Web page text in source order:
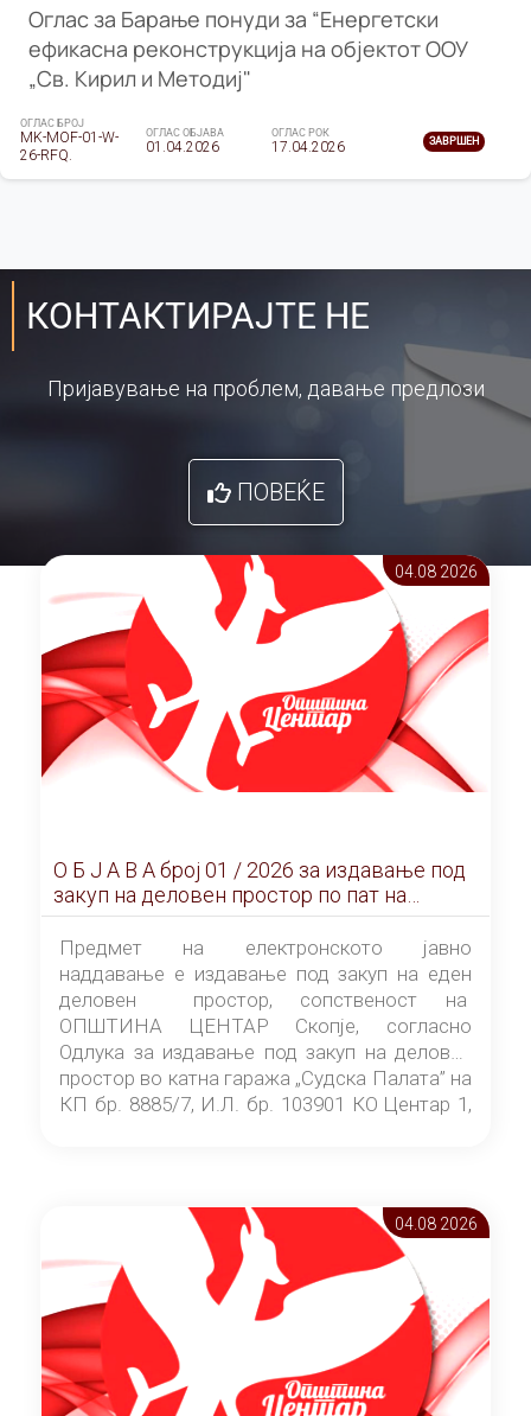
Оглас за Барање понуди за “Енергетски
ефикасна реконструкција на објектот ООУ
„Св. Кирил и Методиј"
ОГЛАС БРОЈ
MK-MOF-01-W-
26-RFQ.
ОГЛАС ОБЈАВА
01.04.2026
ОГЛАС РОК
17.04.2026 ЗАВРШЕН
КОНТАКТИРАЈТЕ НЕ
Пријавување на проблем, давање предлози
ПОВЕЌЕ
04.08 2026
О Б Ј А В А брoj 01 / 2026 за издавање под
закуп на деловен простор по пат на
ЕЛЕКТРОНСКО ЈАВНО НАДДАВАЊЕ
Предмет на електронското јавно
наддавање е издавање под закуп на еден
деловен простор, сопственост на
ОПШТИНА ЦЕНТАР Скопје, согласно
Одлука за издавање под закуп на деловен
простор во катна гаража „Судска Палата” на
КП бр. 8885/7, И.Л. бр. 103901 КО Центар 1,
Скопје” број 9/2026), за времетраење од 3
(три) години од денот на потпишувањето на
Договорот за закуп со најповолниот
понудувач.
04.08 2026